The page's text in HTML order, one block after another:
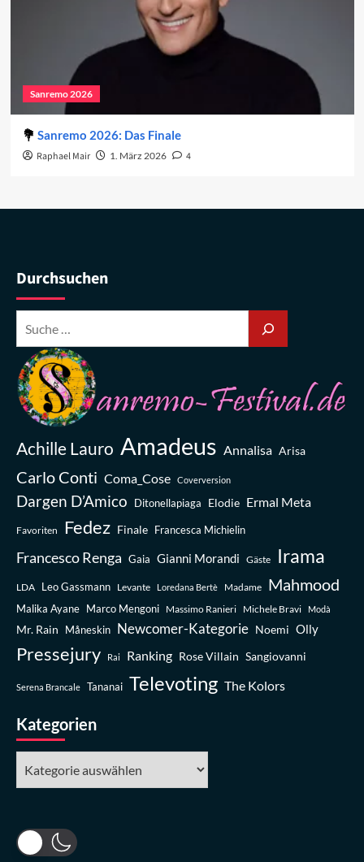
Sanremo 2026
Sanremo 2026: Das Finale
Raphael Mair 1. März 2026 4
Durchsuchen
Achille Lauro Amadeus Annalisa Arisa
Carlo Conti Coma_Cose Coverversion
Dargen D’Amico Ditonellapiaga Elodie Ermal Meta
Favoriten Fedez Finale Francesca Michielin
Francesco Renga Gaia Gianni Morandi Gäste Irama
LDA Leo Gassmann Levante Loredana Bertè Madame Mahmood
Malika Ayane Marco Mengoni Massimo Ranieri Michele Bravi Modà
Mr. Rain Måneskin Newcomer-Kategorie Noemi Olly
Pressejury Rai Ranking Rose Villain Sangiovanni
Serena Brancale Tananai Televoting The Kolors
Kategorien